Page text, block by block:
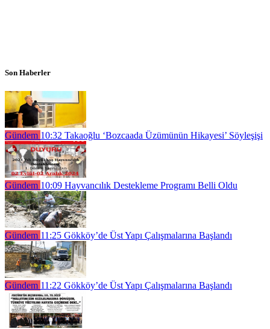
Son Haberler
Gündem 10:32 Takaoğlu ‘Bozcaada Üzümünün Hikayesi’ Söyleşişi
Gündem 10:09 Hayvancılık Destekleme Programı Belli Oldu
Gündem 11:25 Gökköy’de Üst Yapı Çalışmalarına Başlandı
Gündem 11:22 Gökköy’de Üst Yapı Çalışmalarına Başlandı